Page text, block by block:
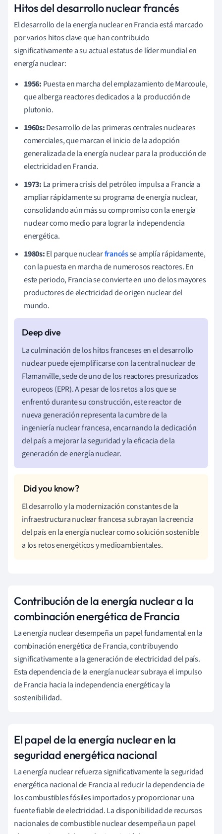
Hitos del desarrollo nuclear francés
El desarrollo de la energía nuclear en Francia está marcado
por varios hitos clave que han contribuido
significativamente a su actual estatus de líder mundial en
energía nuclear:
1956: Puesta en marcha del emplazamiento de Marcoule,
que alberga reactores dedicados a la producción de
plutonio.
1960s:Desarrollo de las primeras centrales nucleares
comerciales, que marcan el inicio de la adopción
generalizada de la energía nuclear para la producción de
electricidad en Francia.
1973: La primera crisis del petróleo impulsa a Francia a
ampliar rápidamente su programa de energía nuclear,
consolidando aún más su compromiso con la energía
nuclear como medio para lograr la independencia
energética.
1980s:El parque nuclearfrancésse amplía rápidamente,
con la puesta en marcha de numerosos reactores. En
este periodo, Francia se convierte en uno de los mayores
productores de electricidad de origen nuclear del
mundo.
La culminación de los hitos franceses en el desarrollo
nuclear puede ejemplificarse con la central nuclear de
Flamanville, sede de uno de los reactores presurizados
europeos (EPR). A pesar de los retos a los que se
enfrentó durante su construcción, este reactor de
nueva generación representa la cumbre de la
ingeniería nuclear francesa, encarnando la dedicación
del país a mejorar la seguridad y la eficacia de la
generación de energía nuclear.
El desarrollo y la modernización constantes de la
infraestructura nuclear francesa subrayan la creencia
del país en la energía nuclear como solución sostenible
a los retos energéticos y medioambientales.
Contribución de la energía nuclear a la
combinación energética de Francia
La energía nuclear desempeña un papel fundamental en la
combinación energética de Francia, contribuyendo
significativamente a la generación de electricidad del país.
Esta dependencia de la energía nuclear subraya el impulso
de Francia hacia la independencia energética y la
sostenibilidad.
El papel de la energía nuclear en la
seguridad energética nacional
La energía nuclear refuerza significativamente la seguridad
energética nacional de Francia al reducir la dependencia de
los combustibles fósiles importados y proporcionar una
fuente fiable de electricidad. La disponibilidad de recursos
nacionales de combustible nuclear desempeña un papel